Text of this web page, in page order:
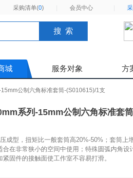
采购清单(0) 会员中心
城 服务对象 方
公制六角标准套筒-(S010615)/1支
系列-15mm公制六角标准套
成型，扭矩比一般套筒高20%-50%；套筒上
在非常狭小的空间中使用；特殊圆弧内角设
固件的接触面使工作室不容易打滑。